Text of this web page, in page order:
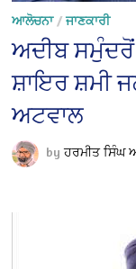
ਆਲੋਚਨਾ/ਜਾਣਕਾਰੀ
ਅਦੀਬ ਸਮੁੰਦਰੋਂ
ਸ਼ਾਇਰ ਸ਼ਮੀ
ਅਟਵਾਲ
byਹਰਮੀਤ ਸਿੰਘ